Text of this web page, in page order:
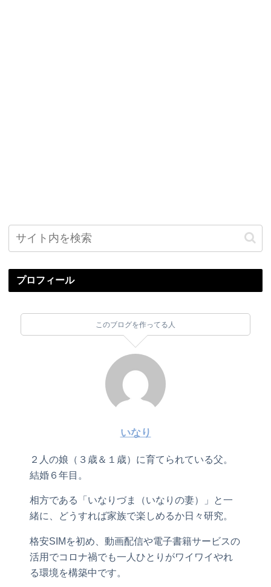
プロフィール
このブログを作ってる人
いなり
２人の娘（３歳＆１歳）に育てられている父。
結婚６年目。
相方である「いなりづま（いなりの妻）」と一
緒に、どうすれば家族で楽しめるか日々研究。
格安SIMを初め、動画配信や電子書籍サービスの
活用でコロナ禍でも一人ひとりがワイワイやれ
る環境を構築中です。